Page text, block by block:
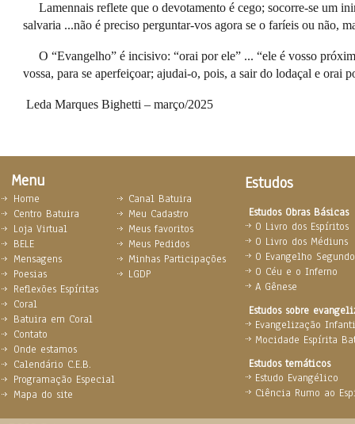
Lamennais reflete que o devotamento é cego; socorre-se um
salvaria ...não é preciso perguntar-vos agora se o faríeis ou não,
O “Evangelho” é incisivo: “orai por ele” ... “ele é vosso
vossa, para se aperfeiçoar; ajudai-o, pois, a sair do lodaçal e orai
Leda Marques Bighetti – março/2025
Menu Estudos
Estudos Obras Básicas
O Livro dos Espíritos
O Livro dos Médiuns
O Evangelho
O Céu e o Inferno
A Gênese
Estudos sobre
Evangelização
Mocidade Espírita
Estudos temáticos
Estudo Evangélico
Ciência Rumo ao
Home
Centro Batuira
Loja Virtual
BELE
Mensagens
Poesias
Reflexões Espíritas
Coral
Batuira em Coral
Contato
Onde estamos
Calendário C.E.B.
Programação Especial
Mapa do site
Canal Batuira
Meu Cadastro
Meus favoritos
Meus Pedidos
Minhas Participações
LGDP